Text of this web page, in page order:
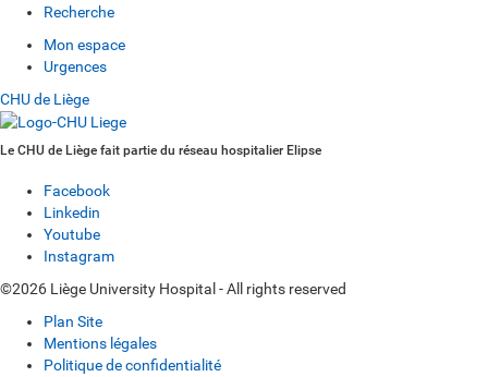
Recherche
Mon espace
Urgences
CHU de Liège
Le CHU de Liège fait partie du réseau hospitalier Elipse
Facebook
Linkedin
Youtube
Instagram
©2026 Liège University Hospital - All rights reserved
Plan Site
Mentions légales
Politique de confidentialité